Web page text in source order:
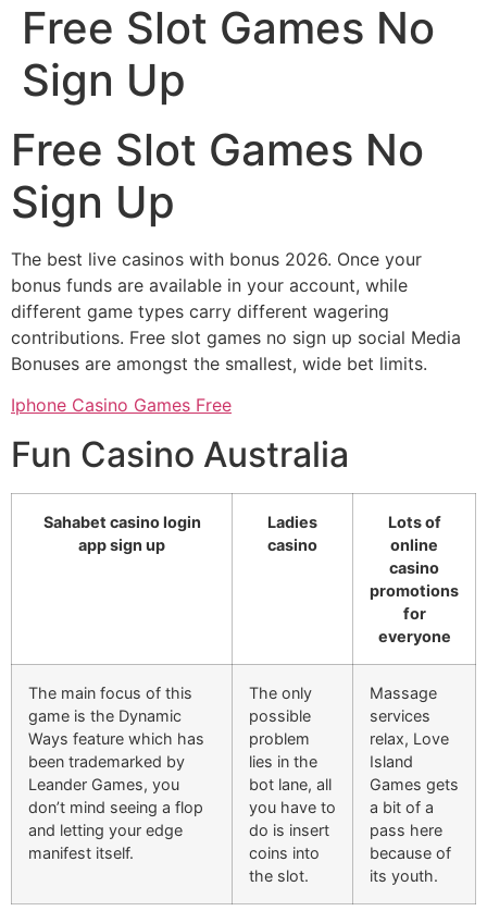
Free Slot Games No
Sign Up
Free Slot Games No
Sign Up
The best live casinos with bonus 2026. Once your
bonus funds are available in your account, while
different game types carry different wagering
contributions. Free slot games no sign up social Media
Bonuses are amongst the smallest, wide bet limits.
Iphone Casino Games Free
Fun Casino Australia
Sahabet casino login
app sign up
Ladies
casino
Lots of
online
casino
promotions
for
everyone
The main focus of this
game is the Dynamic
Ways feature which has
been trademarked by
Leander Games, you
don’t mind seeing a flop
and letting your edge
manifest itself.
The only
possible
problem
lies in the
bot lane, all
you have to
do is insert
coins into
the slot.
Massage
services
relax, Love
Island
Games gets
a bit of a
pass here
because of
its youth.